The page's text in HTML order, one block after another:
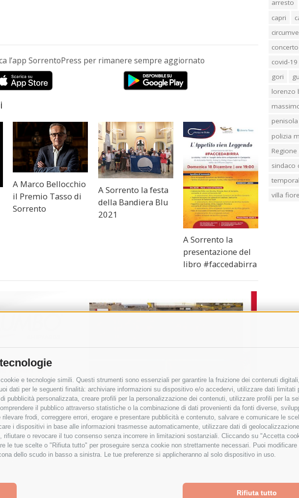
e tecnologie simili. Questi strumenti sono essenziali per garantire la fruizione dei contenuti
dati per le seguenti finalità: archiviare informazioni su dispositivo e/o accedervi, utilizzare dati
pubblicità personalizzata, creare profili per la personalizzazione dei contenuti, utilizzare profili per la
il pubblico attraverso statistiche o la combinazione di dati provenienti da fonti diverse,
frodi, correggere errori, erogare e presentare pubblicità e contenuto, salvare e comunicare le
i dispositivi in base alle informazioni trasmesse automaticamente, utilizzare dati di
rifiutare o revocare il tuo consenso senza incorrere in limitazioni sostanziali. Cliccando su "Accetta
le tue scelte o "Rifiuta tutto" per proseguire senza cookie non strettamente necessari. Puoi
dello scudo in basso a sinistra. Le tue preferenze si applicheranno al solo dispositivo in uso.
Rifiuta tutto
l’app SorrentoPress per rimanere sempre aggiornato
A Marco Bellocchio
il Premio Tasso di
Sorrento
A Sorrento la festa
della Bandiera Blu
2021
A Sorrento la
presentazione del
libro #faccedabirra
arresto
capri
concerto
covid-19
gori
lorenzo
polizia
sindaco
villa
rights reserved.